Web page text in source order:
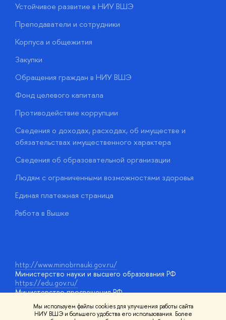
Мы используем файлы cookies для улучшения работы сайта
НИУ ВШЭ и большего удобства его использования. Более
Устойчивое развитие в НИУ ВШЭ
Преподаватели и сотрудники
Корпуса и общежития
Закупки
Обращения граждан в НИУ ВШЭ
Фонд целевого капитала
Противодействие коррупции
Сведения о доходах, расходах, об имуществе и
обязательствах имущественного характера
Сведения об образовательной организации
Людям с ограниченными возможностями здоровья
Единая платежная страница
Работа в Вышке
http://www.minobrnauki.gov.ru/
Министерство науки и высшего образования РФ
https://edu.gov.ru/
Министерство просвещения РФ
Массовые открытые онлайн-курсы